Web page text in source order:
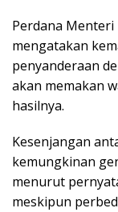
Perdana
mengatakan
penyanderaan
akan memakan
hasilnya.
Kesenjangan
kemungkinan
menurut
meskipun